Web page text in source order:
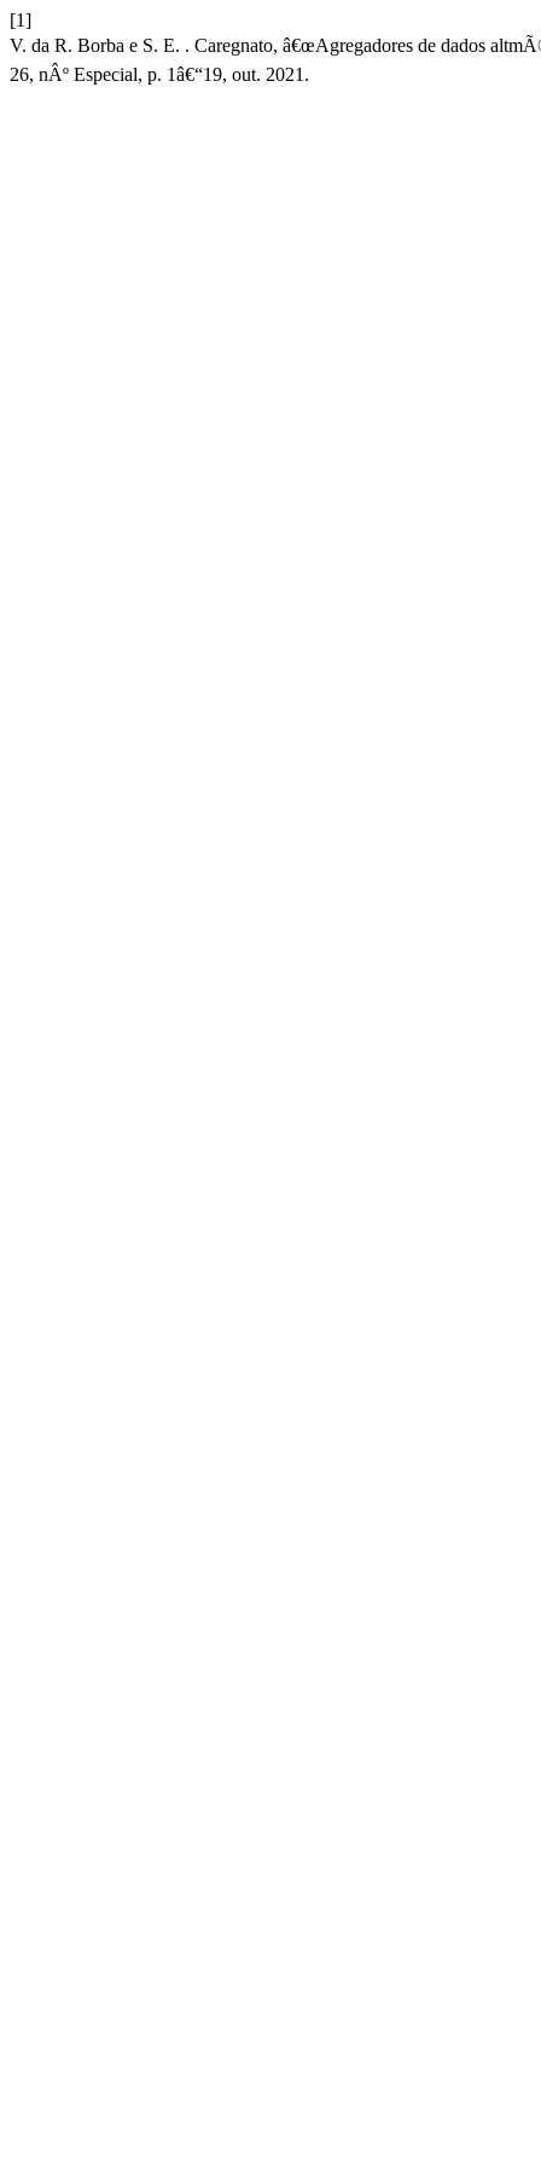
[1]
V. da R. Borba e S. E. . Caregnato, â€œAgregadores de dados
26, nÂº Especial, p. 1â€“19, out. 2021.